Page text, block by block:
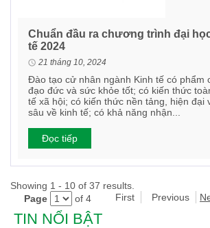
Chuẩn đầu ra chương trình đại
tế 2024
21 tháng 10, 2024
Đào tạo cử nhân ngành Kinh tế có phẩm
đạo đức và sức khỏe tốt; có kiến thức
tế xã hội; có kiến thức nền tảng, hiện đại
sâu về kinh tế; có khả năng nhận...
Đọc tiếp
Showing 1 - 10 of 37 results.
Page
of 4 First Previous
TIN NỔI BẬT